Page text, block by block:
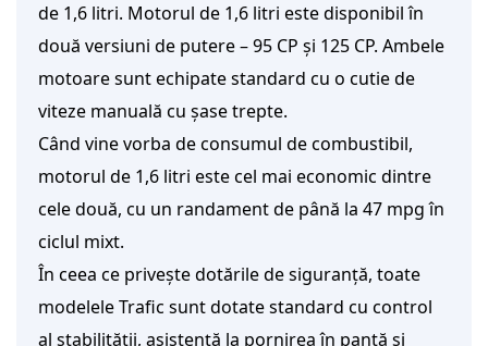
de 1,6 litri. Motorul de 1,6 litri este disponibil în
două versiuni de putere – 95 CP și 125 CP. Ambele
motoare sunt echipate standard cu o cutie de
viteze manuală cu șase trepte.
Când vine vorba de consumul de combustibil,
motorul de 1,6 litri este cel mai economic dintre
cele două, cu un randament de până la 47 mpg în
ciclul mixt.
În ceea ce privește dotările de siguranță, toate
modelele Trafic sunt dotate standard cu control
al stabilității, asistență la pornirea în pantă și